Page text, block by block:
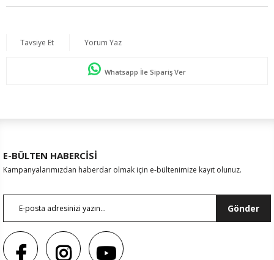
Tavsiye Et Yorum Yaz
Whatsapp İle Sipariş Ver
E-BÜLTEN HABERCİSİ
Kampanyalarımızdan haberdar olmak için e-bültenimize kayıt olunuz.
Gönder